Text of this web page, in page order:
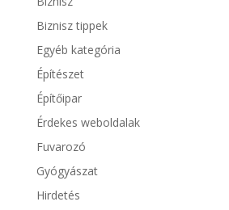
Biznisz tippek
Egyéb kategória
Építészet
Építőipar
Érdekes weboldalak
Fuvarozó
Gyógyászat
Hirdetés